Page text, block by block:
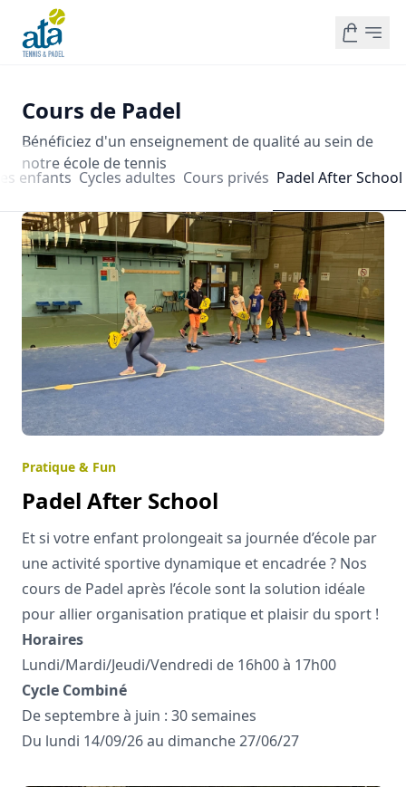
Cours de Padel
Bénéficiez d'un enseignement de qualité au sein de
notre école de tennis
enfants Cycles adultes Cours privés Padel After School
Pratique & Fun
Padel After School
Et si votre enfant prolongeait sa journée d’école par
une activité sportive dynamique et encadrée ? Nos
cours de Padel après l’école sont la solution idéale
pour allier organisation pratique et plaisir du sport !
Horaires
Lundi/Mardi/Jeudi/Vendredi de 16h00 à 17h00
Cycle Combiné
De septembre à juin : 30 semaines
Du lundi 14/09/26 au dimanche 27/06/27